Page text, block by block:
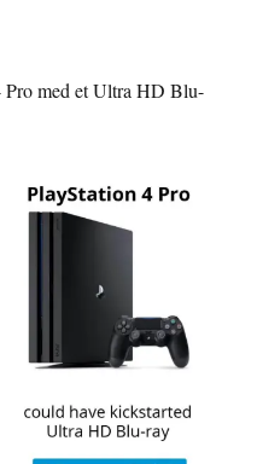
Pro med et Ultra HD Blu-